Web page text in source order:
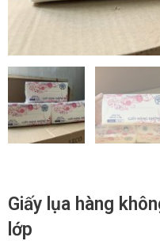
Giấy lụa hàng
lớp